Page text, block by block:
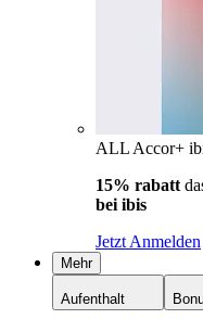
ALL Accor+
15% rabatt
bei ibis
Jetzt Anmelden
Mehr
Aufenthalt